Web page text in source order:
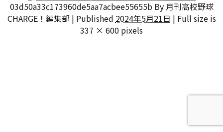
03d50a33c173960de5aa7acbee55655b By 月刊高校野球
CHARGE！編集部 | Published 2024年5月21日 | Full size is
337 × 600 pixels